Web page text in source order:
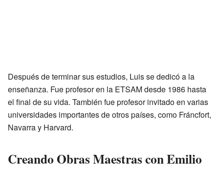
Después de terminar sus estudios, Luis se dedicó a la
enseñanza. Fue profesor en la ETSAM desde 1986 hasta
el final de su vida. También fue profesor invitado en varias
universidades importantes de otros países, como Fráncfort,
Navarra y Harvard.
Creando Obras Maestras con Emilio